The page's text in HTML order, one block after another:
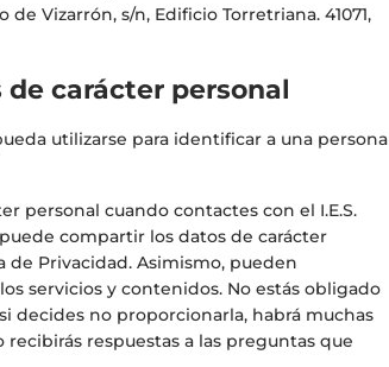
Vizarrón, s/n, Edificio Torretriana. 41071,
de carácter personal
utilizarse para identificar a una persona
personal cuando contactes con el I.E.S.
compartir los datos de carácter
Privacidad. Asimismo, pueden
servicios y contenidos. No estás obligado
decides no proporcionarla, habrá muchas
respuestas a las preguntas que